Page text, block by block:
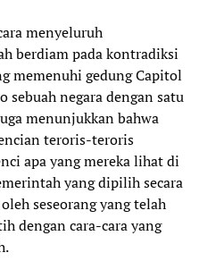
menyeluruh
berdiam pada kontradiksi
memenuhi gedung Capitol
sebuah negara dengan satu
menunjukkan bahwa
teroris-teroris
apa yang mereka lihat di
yang dipilih secara
seseorang yang telah
dengan cara-cara yang